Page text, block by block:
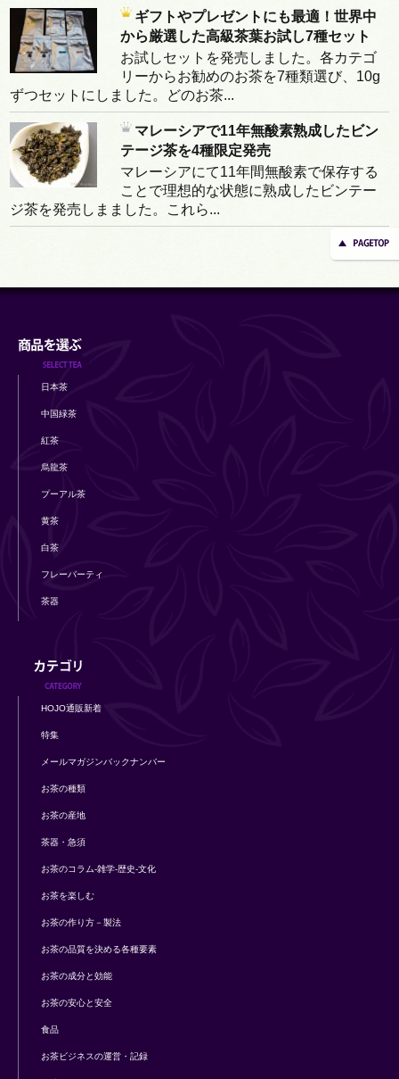
ギフトやプレゼントにも最適！世界中
から厳選した高級茶葉お試し7種セット
お試しセットを発売しました。各カテゴ
リーからお勧めのお茶を7種類選び、10g
ずつセットにしました。どのお茶...
マレーシアで11年無酸素熟成したビン
テージ茶を4種限定発売
マレーシアにて11年間無酸素で保存する
ことで理想的な状態に熟成したビンテー
ジ茶を発売しまました。これら...
日本茶
中国緑茶
紅茶
烏龍茶
プーアル茶
黄茶
白茶
フレーバーティ
茶器
HOJO通販新着
特集
メールマガジンバックナンバー
お茶の種類
お茶の産地
茶器・急須
お茶のコラム-雑学-歴史-文化
お茶を楽しむ
お茶の作り方－製法
お茶の品質を決める各種要素
お茶の成分と効能
お茶の安心と安全
食品
お茶ビジネスの運営・記録